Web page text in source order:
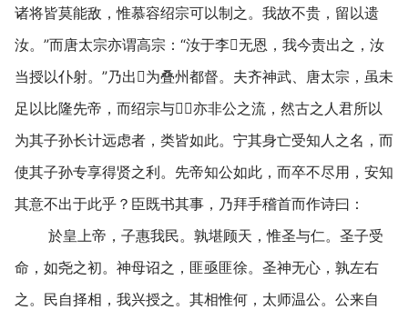
诸将皆莫能敌，惟慕容绍宗可以制之。我故不贵，留以遗
汝。”而唐太宗亦谓高宗：“汝于李无恩，我今责出之，汝
当授以仆射。”乃出为叠州都督。夫齐神武、唐太宗，虽未
足以比隆先帝，而绍宗与，亦非公之流，然古之人君所以
为其子孙长计远虑者，类皆如此。宁其身亡受知人之名，而
使其子孙专享得贤之利。先帝知公如此，而卒不尽用，安知
其意不出于此乎？臣既书其事，乃拜手稽首而作诗曰：
於皇上帝，子惠我民。孰堪顾天，惟圣与仁。圣子受
命，如尧之初。神母诏之，匪亟匪徐。圣神无心，孰左右
之。民自择相，我兴授之。其相惟何，太师温公。公来自